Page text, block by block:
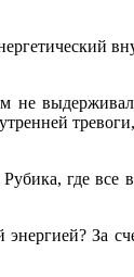
не
где все
За